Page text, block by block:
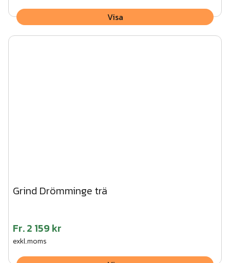
Visa
Grind Drömminge trä
Fr.2 159 kr
exkl.moms